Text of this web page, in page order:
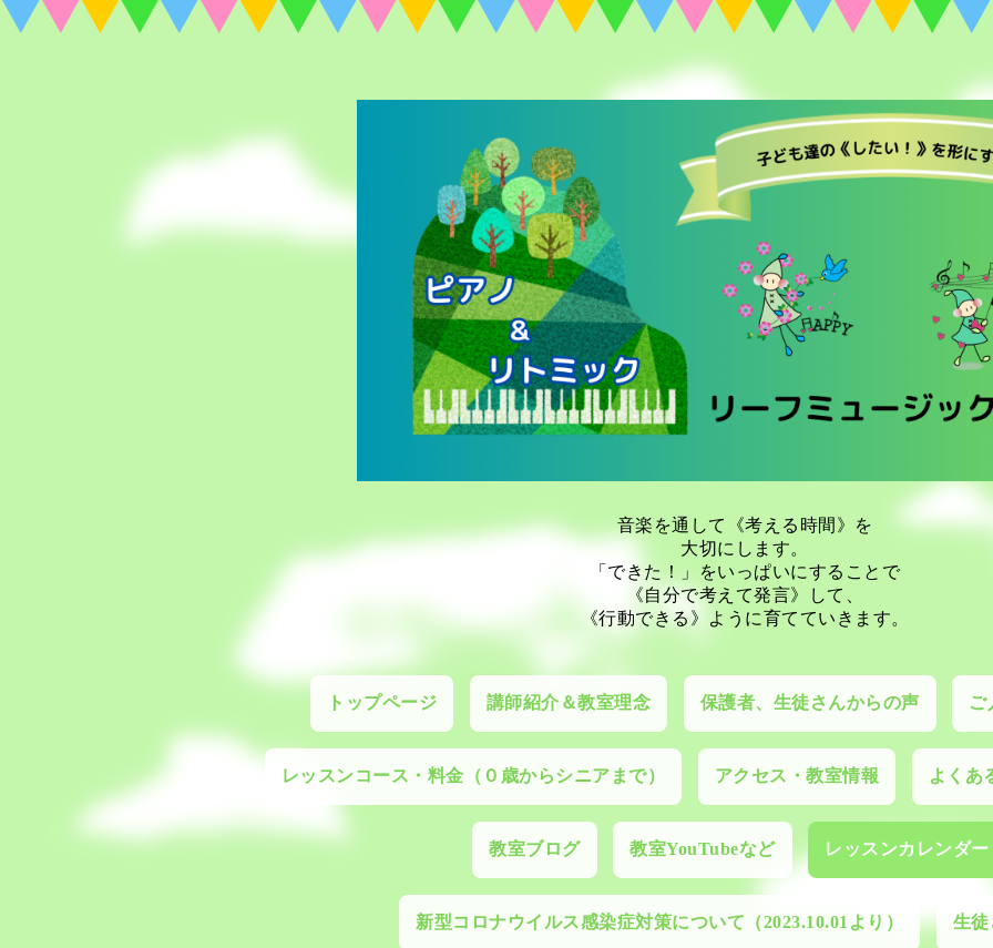
音楽を通して《考える時間》を
大切にします。
「できた！」をいっぱいにすることで
《自分で考えて発言》して、
《行動できる》ように育てていきます。
トップページ 講師紹介＆教室理念 保護者、生徒さんからの声 ご
レッスンコース・料金（０歳からシニアまで） アクセス・教室情報 よくあ
教室ブログ 教室YouTubeなど レッスンカレンダー
新型コロナウイルス感染症対策について（2023.10.01より） 生